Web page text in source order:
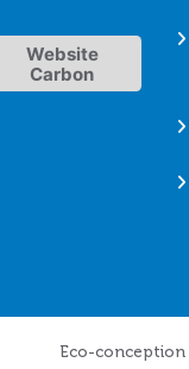
Website
Carbon
Eco-conception